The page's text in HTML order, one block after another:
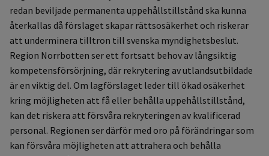
redan beviljade permanenta uppehållstillstånd ska kunna
återkallas då förslaget skapar rättsosäkerhet och riskerar
att underminera tilltron till svenska myndighetsbeslut.
Region Norrbotten ser ett fortsatt behov av långsiktig
kompetensförsörjning, där rekrytering av utlandsutbildade
är en viktig del. Om lagförslaget leder till ökad osäkerhet
kring möjligheten att få eller behålla uppehållstillstånd,
kan det riskera att försvåra rekryteringen av kvalificerad
personal. Regionen ser därför med oro på förändringar som
kan försvåra möjligheten att attrahera och behålla